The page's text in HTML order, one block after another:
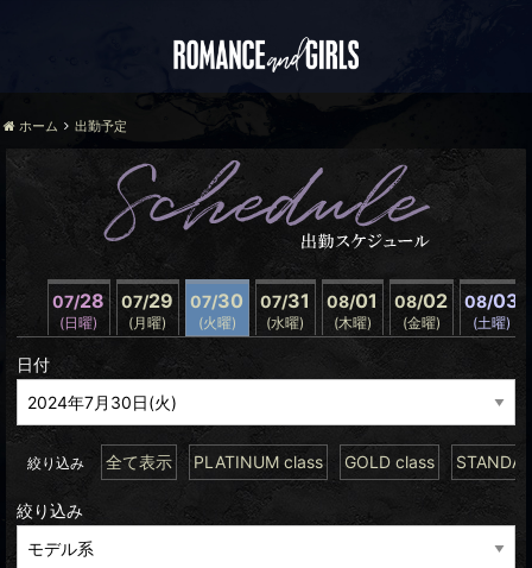
ホーム 出勤予定
07/28
(日曜)
07/29
(月曜)
07/30
(火曜)
07/31
(水曜)
08/01
(木曜)
08/02
(金曜)
08/03
(土曜)
日付
絞り込み 全て表示 PLATINUM class GOLD class
絞り込み